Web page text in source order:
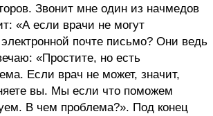
Звонит мне один из начмедов
«А если врачи не могут
почте письмо? Они ведь
«Простите, но есть
Если врач не может, значит,
вы. Мы если что поможем
В чем проблема?». Под конец